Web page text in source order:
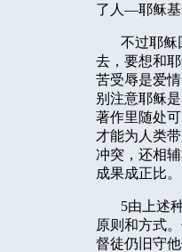
了人—耶稣
不过耶稣
去，要想和
苦受辱是爱
别注意耶稣
著作里随处
才能为人类
冲突，还相
成果成正比。
5由上述
原则和方式
督徒仍旧守